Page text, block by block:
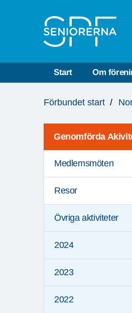
Start Om
är
Förbundet start
Genomförda
Medlemsmöten
Resor
Övriga aktiviteter
2024
2023
2022